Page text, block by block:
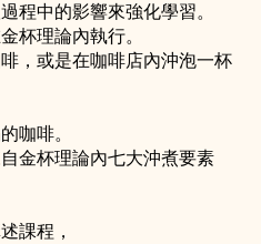
程中的影響來強化學習。
杯理論內執行。
，或是在咖啡店內沖泡一杯
咖啡。
金杯理論內七大沖煮要素
課程，